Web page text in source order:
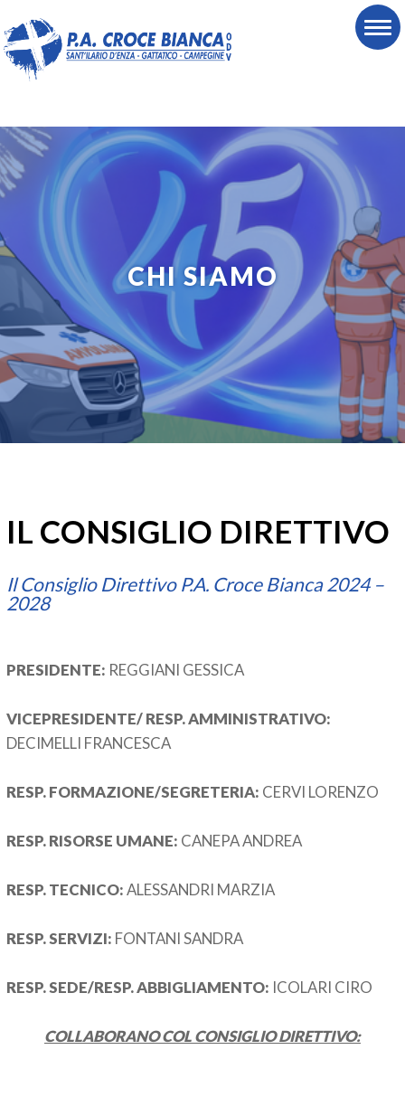
CHI SIAMO
IL CONSIGLIO DIRETTIVO
Il Consiglio Direttivo P.A. Croce Bianca 2024 –
2028
PRESIDENTE: REGGIANI GESSICA
VICEPRESIDENTE/ RESP. AMMINISTRATIVO:
DECIMELLI FRANCESCA
RESP. FORMAZIONE/SEGRETERIA: CERVI LORENZO
RESP. RISORSE UMANE: CANEPA ANDREA
RESP. TECNICO:ALESSANDRI MARZIA
RESP. SERVIZI: FONTANI SANDRA
RESP. SEDE/RESP. ABBIGLIAMENTO: ICOLARI CIRO
COLLABORANO COL CONSIGLIO DIRETTIVO: